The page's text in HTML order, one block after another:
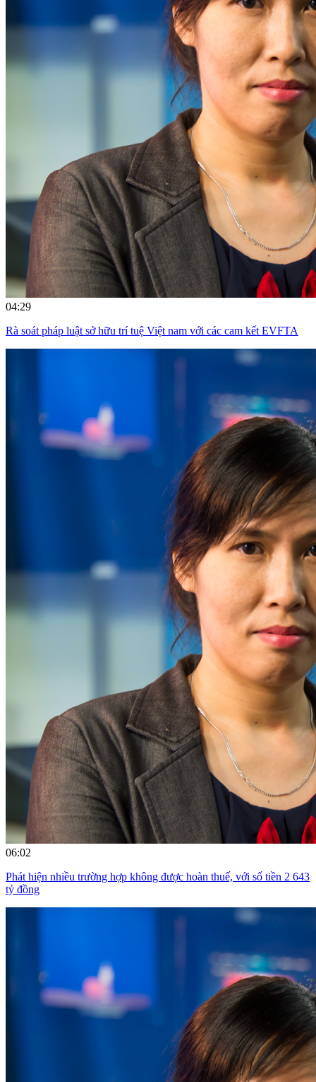
04:29
Rà soát pháp luật sở hữu trí tuệ Việt nam với các cam kết EVFTA
06:02
Phát hiện nhiều trường hợp không được hoàn thuế, với số tiền 2 643
tỷ đồng